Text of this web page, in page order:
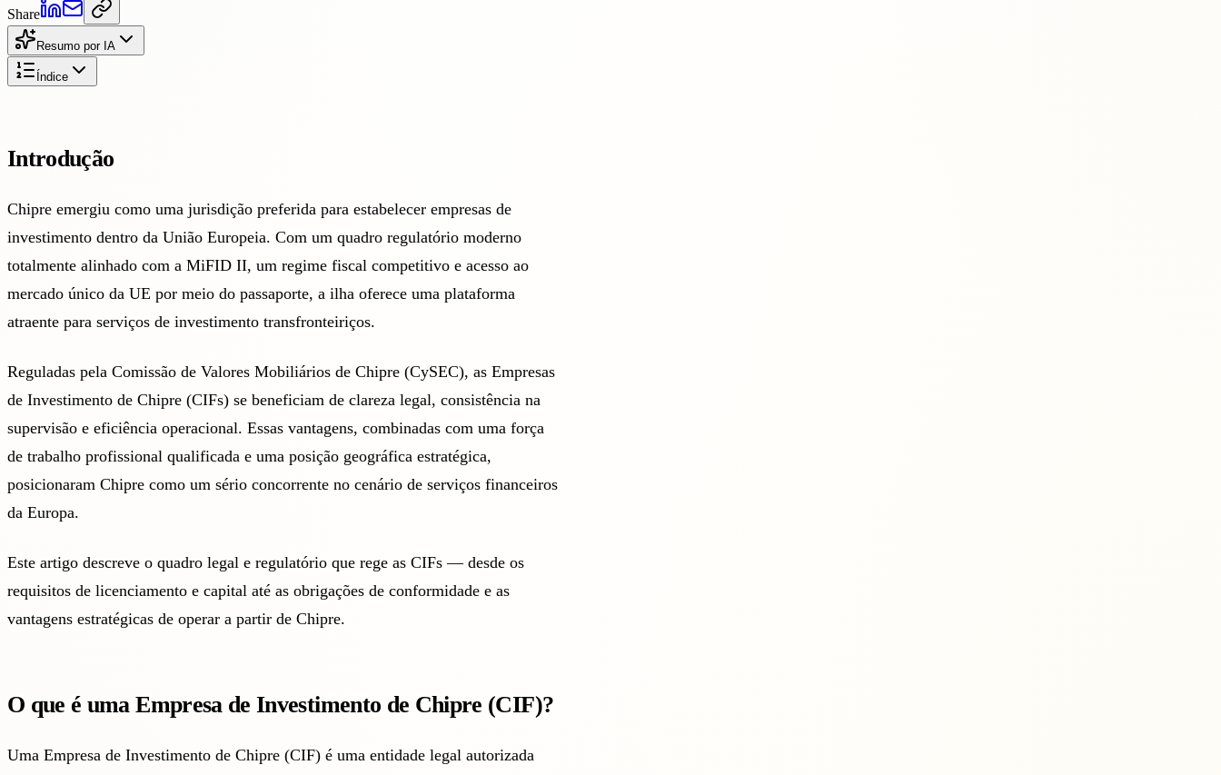
Share
Resumo por IA
Índice
Introdução
Chipre emergiu como uma jurisdição preferida para estabelecer empresas de
investimento dentro da União Europeia. Com um quadro regulatório moderno
totalmente alinhado com a MiFID II, um regime fiscal competitivo e acesso ao
mercado único da UE por meio do passaporte, a ilha oferece uma plataforma
atraente para serviços de investimento transfronteiriços.
Reguladas pela Comissão de Valores Mobiliários de Chipre (CySEC), as Empresas
de Investimento de Chipre (CIFs) se beneficiam de clareza legal, consistência na
supervisão e eficiência operacional. Essas vantagens, combinadas com uma força
de trabalho profissional qualificada e uma posição geográfica estratégica,
posicionaram Chipre como um sério concorrente no cenário de serviços financeiros
da Europa.
Este artigo descreve o quadro legal e regulatório que rege as CIFs — desde os
requisitos de licenciamento e capital até as obrigações de conformidade e as
vantagens estratégicas de operar a partir de Chipre.
O que é uma Empresa de Investimento de Chipre (CIF)?
Uma Empresa de Investimento de Chipre (CIF) é uma entidade legal autorizada